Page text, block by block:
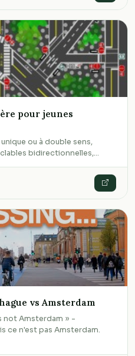
pour jeunes
ou à double sens,
bidirectionnelles,…
vs Amsterdam
not Amsterdam » -
ce n'est pas Amsterdam.